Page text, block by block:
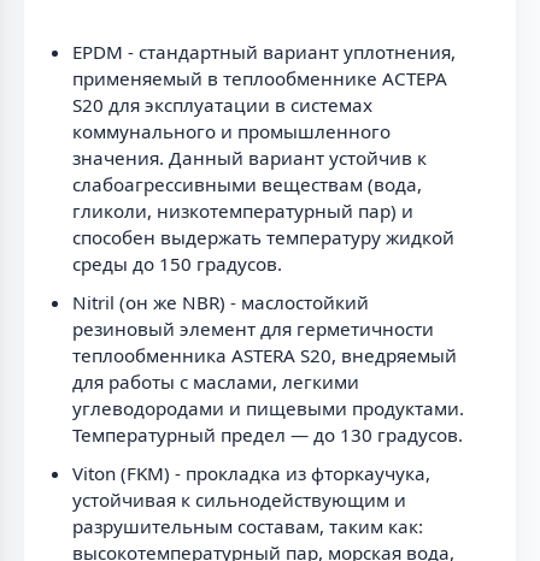
EPDM - стандартный вариант уплотнения,
применяемый в теплообменнике АСТЕРА
S20 для эксплуатации в системах
коммунального и промышленного
значения. Данный вариант устойчив к
слабоагрессивными веществам (вода,
гликоли, низкотемпературный пар) и
способен выдержать температуру жидкой
среды до 150 градусов.
Nitril (он же NBR) - маслостойкий
резиновый элемент для герметичности
теплообменника ASTERA S20, внедряемый
для работы с маслами, легкими
углеводородами и пищевыми продуктами.
Температурный предел — до 130 градусов.
Viton (FKM) - прокладка из фторкаучука,
устойчивая к сильнодействующим и
разрушительным составам, таким как:
высокотемпературный пар, морская вода,